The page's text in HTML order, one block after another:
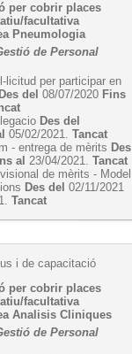
per cobrir places
facultativa
Pneumologia
de Personal
licitud per participar en
Des del 08/07/2020 Fins
Des del
05/02/2021. Tancat
- entrega de mèrits Des
al 23/04/2021. Tancat
de mèrits - Model
Des del 02/11/2021
Tancat
i de capacitació
per cobrir places
facultativa
Analisis Cliniques
de Personal